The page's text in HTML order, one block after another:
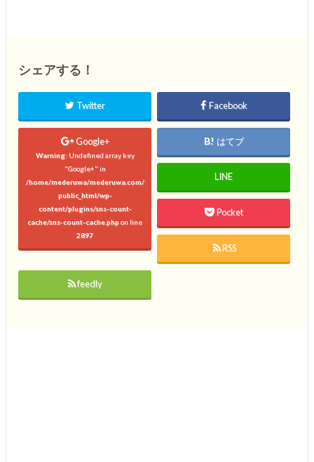
シェアする！
Twitter Facebook
Google+
Warning: Undefined array key
"Google+" in
/home/mederuwa/mederuwa.com/
public_html/wp-
content/plugins/sns-count-
cache/sns-count-cache.phpon line
2897
はてブ
LINE
Pocket
RSS
feedly